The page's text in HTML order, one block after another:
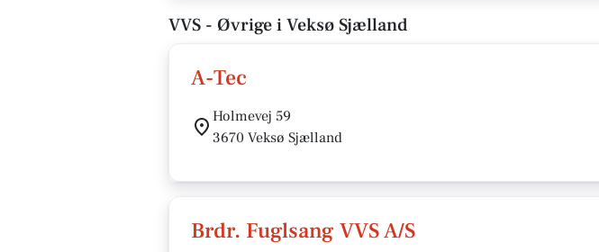
VVS - Øvrige i Veksø Sjælland
A-Tec
Holmevej 59
3670 Veksø Sjælland
Brdr. Fuglsang VVS A/S